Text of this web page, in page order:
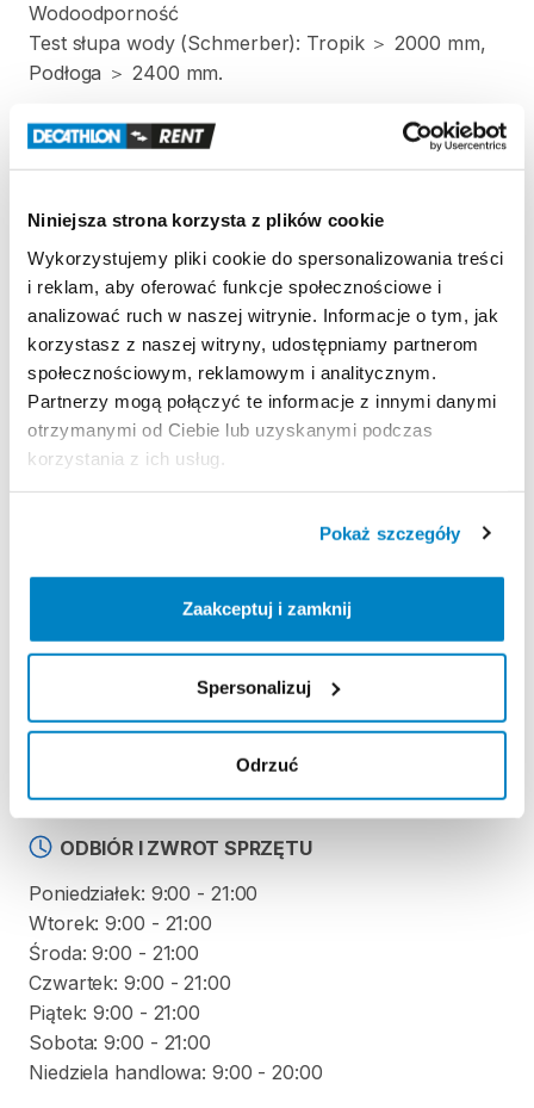
Niniejsza strona korzysta z plików cookie
Wykorzystujemy pliki cookie do spersonalizowania treści
i reklam, aby oferować funkcje społecznościowe i
analizować ruch w naszej witrynie. Informacje o tym, jak
korzystasz z naszej witryny, udostępniamy partnerom
społecznościowym, reklamowym i analitycznym.
Partnerzy mogą połączyć te informacje z innymi danymi
otrzymanymi od Ciebie lub uzyskanymi podczas
korzystania z ich usług.
Pokaż szczegóły
Zaakceptuj i zamknij
Spersonalizuj
Odrzuć
Wodoodporność
Test słupa wody (Schmerber): Tropik ＞ 2000 mm​,​
Podłoga ＞ 2400 mm.
Odporność na
wiatr
Łatwość transportu
Prostokątny pokrowiec | 75 x 37 x 37 cm | 102
18​,​5 kg
Strona produktu w sklepie
Regulamin wypożyczalni
Nie pobieramy kaucji za wypożyczenie tego
ODBIÓR I ZWROT SPRZĘTU
Poniedziałek: 9:00 - 21:00
Wtorek: 9:00 - 21:00
Środa: 9:00 - 21:00
Czwartek: 9:00 - 21:00
Piątek: 9:00 - 21:00
Sobota: 9:00 - 21:00
Niedziela handlowa: 9:00 - 20:00